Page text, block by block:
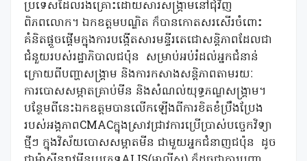
ប្រទេសដែលរងគ្រោះដោយសារសង្គ្រាមនៅជុំវិញ
ពិភពលោក។ ឯកឧត្តមបណ្ឌិត ក៏បានកោតសរសើរចំពោះ
គំនិតផ្តួចផ្តើមក្នុងការបង្កើតសារមន្ទីរតេជោសន្តិភាពដែលជា
ជំនួយរបស់រដ្ឋាភិបាលជប៉ុន សម្រាប់អប់រំដល់អ្នកជំនាន់
ក្រោយពីបញ្ហាសង្រ្គាម និងការកសាងសន្តិភាពតាមរយៈ
ការបោសសម្អាតគ្រាប់មីន និងសំណល់យុទ្ធភណ្ឌសង្រ្គាម។
បន្ថែមពីនេះឯកឧត្តមបានលើកឡើងពីការខិតខំប្រឹងប្រែង
របស់អង្គភាពCMACក្នុងស្រាវជ្រាវការប្រើប្រាស់បច្ចេកវិទ្យា
ថ្មីៗ ក្នុងវិស័យបោសសម្អាតមីន ជាមួយអ្នកជំនាញជប៉ុន ដូច